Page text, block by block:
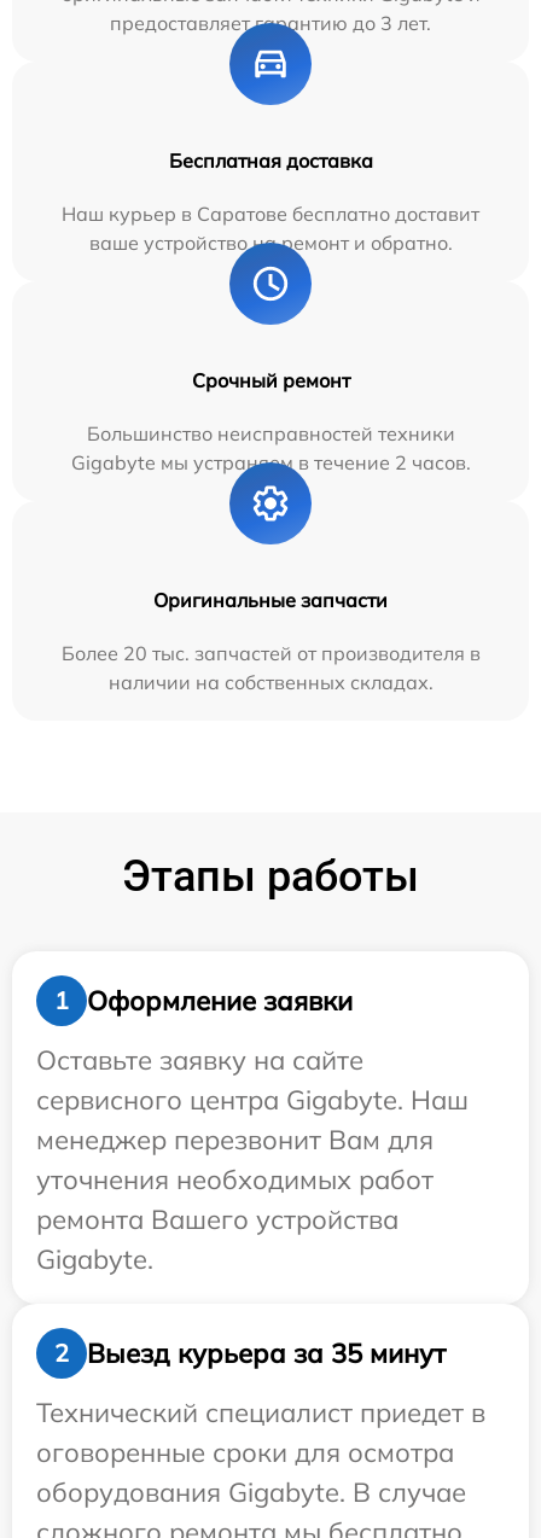
предоставляет гарантию до 3 лет.
Бесплатная доставка
Наш курьер в Саратове бесплатно доставит
ваше устройство на ремонт и обратно.
Срочный ремонт
Большинство неисправностей техники
Gigabyte мы устраняем в течение 2 часов.
Оригинальные запчасти
Более 20 тыс. запчастей от производителя в
наличии на собственных складах.
Этапы работы
1
Оформление заявки
Оставьте заявку на сайте
сервисного центра Gigabyte. Наш
менеджер перезвонит Вам для
уточнения необходимых работ
ремонта Вашего устройства
Gigabyte.
2
Выезд курьера за 35 минут
Технический специалист приедет в
оговоренные сроки для осмотра
оборудования Gigabyte. В случае